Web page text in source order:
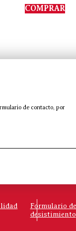
de 5
COMPRAR
de contacto, por
Formulario de
desistimiento